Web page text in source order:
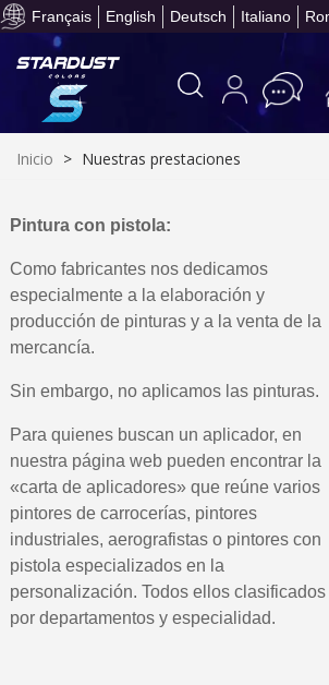
Français English Deutsch ItalianoPaga
Paga
Inicio > Nuestras prestaciones
Pintura con pistola:
Como fabricantes nos dedicamos
especialmente a la elaboración y
producción de pinturas y a la venta de la
mercancía.
Sin embargo, no aplicamos las pinturas.
Para quienes buscan un aplicador, en
nuestra página web pueden encontrar la
«carta de aplicadores» que reúne varios
pintores de carrocerías, pintores
industriales, aerografistas o pintores con
pistola especializados en la
personalización. Todos ellos clasificados
por departamentos y especialidad.